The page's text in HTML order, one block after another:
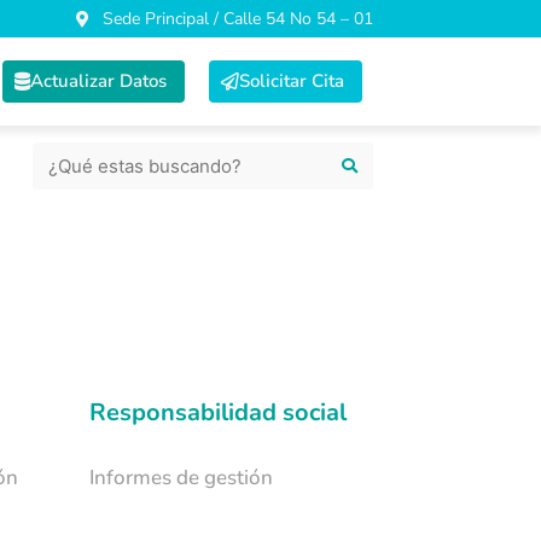
Sede Principal / Calle 54 No 54 – 01
Actualizar Datos Solicitar Cita
Responsabilidad social
Informes de gestión